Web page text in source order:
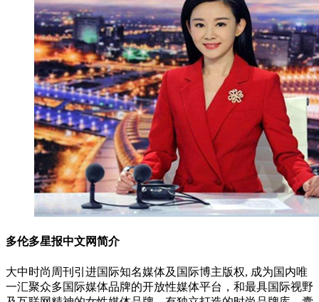
多伦多星报中文网简介
大中时尚周刊引进国际知名媒体及国际博主版权, 成为国内唯
一汇聚众多国际媒体品牌的开放性媒体平台，和最具国际视野